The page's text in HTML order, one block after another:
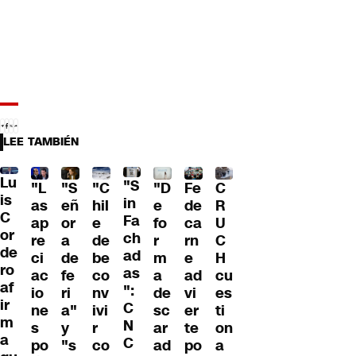
LEE TAMBIÉN
Lu
is
C
or
de
ro
af
ir
m
a
"L
as
ap
re
ci
ac
io
ne
s
po
"S
eñ
or
a
de
fe
ri
a"
y
"s
"C
hil
e
de
be
co
nv
ivi
r
co
"S
in
Fa
ch
ad
as
":
C
N
C
"D
e
fo
r
m
a
de
sc
ar
ad
Fe
de
ca
rn
e
ad
vi
er
te
po
C
R
U
C
H
cu
es
ti
on
a